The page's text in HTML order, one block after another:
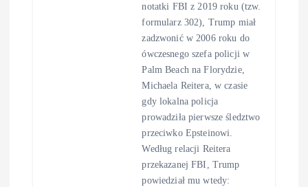
notatki FBI z 2019 roku (tzw.
formularz 302), Trump miał
zadzwonić w 2006 roku do
ówczesnego szefa policji w
Palm Beach na Florydzie,
Michaela Reitera, w czasie
gdy lokalna policja
prowadziła pierwsze śledztwo
przeciwko Epsteinowi.
Według relacji Reitera
przekazanej FBI, Trump
powiedział mu wtedy: